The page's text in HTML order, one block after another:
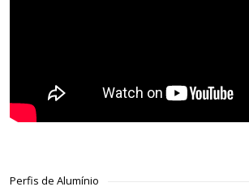
Perfis de Alumínio